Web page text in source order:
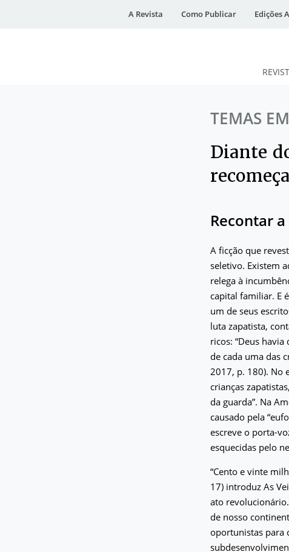
A Revista Como Publicar Edições
DESidadesTEMAS
Diante
Recontar
A ficção que
seletivo. Existem
relega à
capital familiar. E
um de seus
luta zapatista,
ricos: “Deus
de cada uma das
2017, p. 180). No
crianças
da guarda”. Na
causado pela
escreve o porta-
esquecidas pelo
“Cento e vinte
17) introduz As
ato
de nosso
oportunistas para